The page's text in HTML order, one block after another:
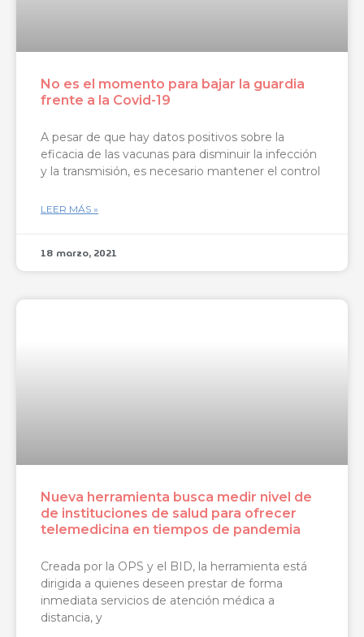
No es el momento para bajar la guardia
frente a la Covid-19
A pesar de que hay datos positivos sobre la
eficacia de las vacunas para disminuir la infección
y la transmisión, es necesario mantener el control
LEER MÁS »
18 marzo, 2021
Nueva herramienta busca medir nivel de
de instituciones de salud para ofrecer
telemedicina en tiempos de pandemia
Creada por la OPS y el BID, la herramienta está
dirigida a quienes deseen prestar de forma
inmediata servicios de atención médica a
distancia, y